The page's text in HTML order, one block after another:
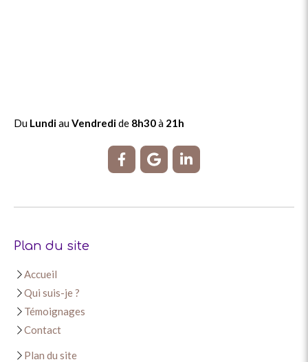
Du LundiauVendredide 8h30à 21h
Plan du site
Accueil
Qui suis-je ?
Témoignages
Contact
Plan du site